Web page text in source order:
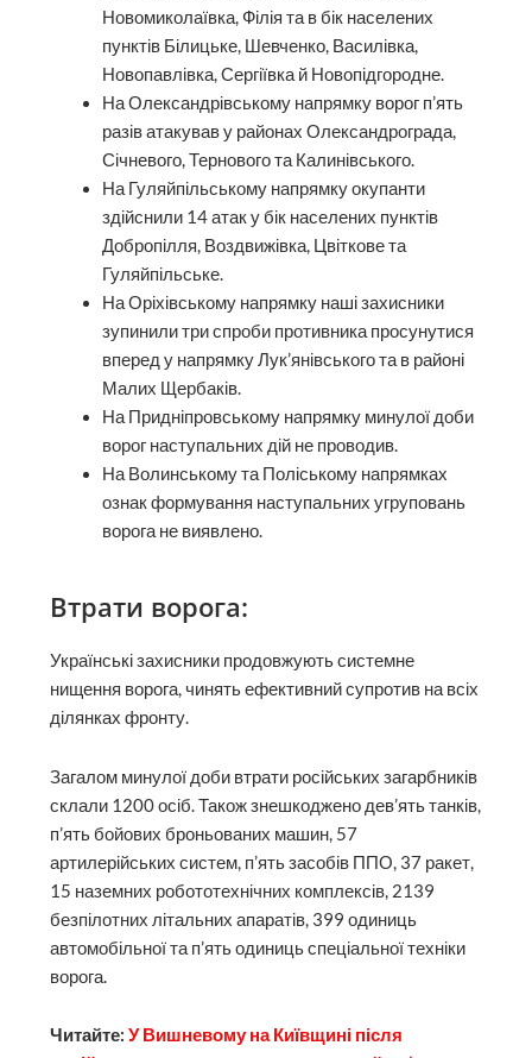
Новомиколаївка, Філія та в бік населених
пунктів Білицьке, Шевченко, Василівка,
Новопавлівка, Сергіївка й Новопідгородне.
На Олександрівському напрямку ворог п’ять
разів атакував у районах Олександрограда,
Січневого, Тернового та Калинівського.
На Гуляйпільському напрямку окупанти
здійснили 14 атак у бік населених пунктів
Добропілля, Воздвижівка, Цвіткове та
Гуляйпільське.
На Оріхівському напрямку наші захисники
зупинили три спроби противника просунутися
вперед у напрямку Лук’янівського та в районі
Малих Щербаків.
На Придніпровському напрямку минулої доби
ворог наступальних дій не проводив.
На Волинському та Поліському напрямках
ознак формування наступальних угруповань
ворога не виявлено.
Втрати ворога:
Українські захисники продовжують системне
нищення ворога, чинять ефективний супротив на всіх
ділянках фронту.
Загалом минулої доби втрати російських загарбників
склали 1200 осіб. Також знешкоджено дев’ять танків,
п’ять бойових броньованих машин, 57
артилерійських систем, п’ять засобів ППО, 37 ракет,
15 наземних робототехнічних комплексів, 2139
безпілотних літальних апаратів, 399 одиниць
автомобільної та п’ять одиниць спеціальної техніки
ворога.
Читайте:У Вишневому на Київщині після